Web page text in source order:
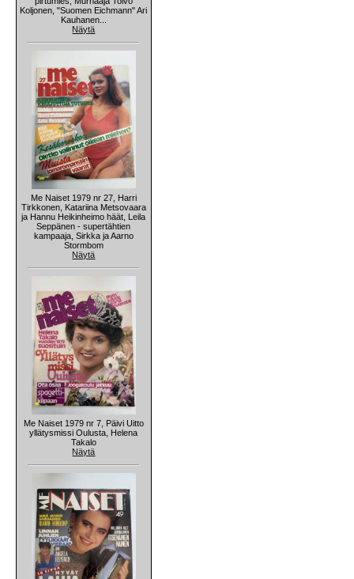
Koljonen, "Suomen Eichmann" Ari
Kauhanen...
Näytä
Me Naiset 1979 nr 27, Harri
Tirkkonen, Katariina Metsovaara
ja Hannu Heikinheimo häät, Leila
Seppänen - supertähtien
kampaaja, Sirkka ja Aarno
Stormbom
Näytä
Me Naiset 1979 nr 7, Päivi Uitto
yllätysmissi Oulusta, Helena
Takalo
Näytä